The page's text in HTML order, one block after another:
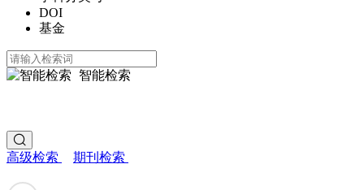
DOI
基金
智能检索
高级检索 期刊检索